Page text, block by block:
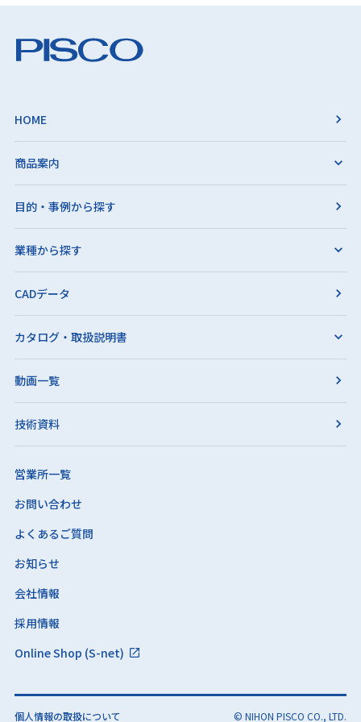
HOME
商品案内
目的・事例から探す
業種から探す
CADデータ
カタログ・取扱説明書
動画一覧
技術資料
営業所一覧
お問い合わせ
よくあるご質問
お知らせ
会社情報
採用情報
Online Shop (S-net)
個人情報の取扱について © NIHON PISCO CO., LTD.